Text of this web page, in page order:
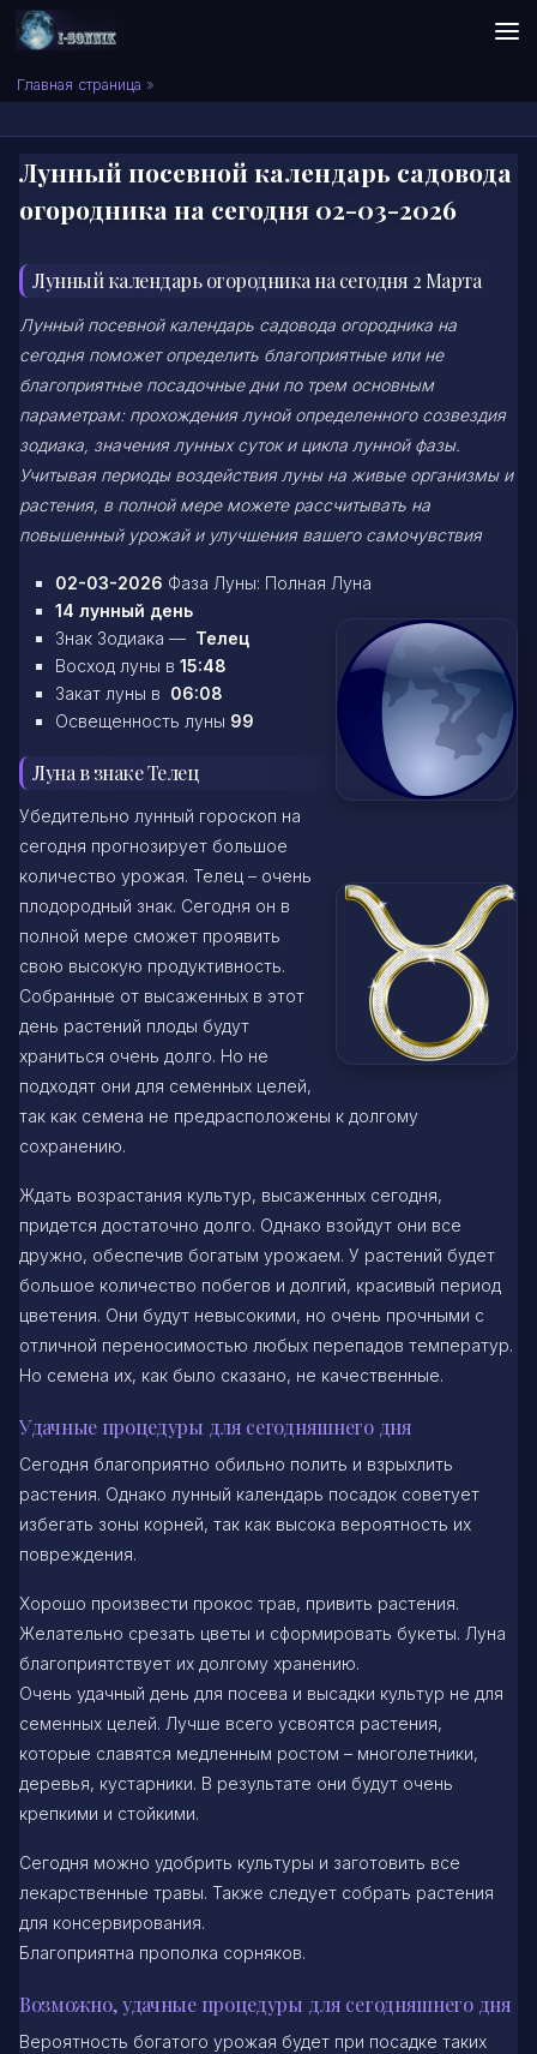
Skip to content
Сонник I-SONNIK.COM
Главная страница »
Лунный посевной календарь садовода
огородника на сегодня 02-03-2026
Лунный календарь огородника на сегодня 2 Марта
Лунный посевной календарь садовода огородника на
сегодня поможет определить благоприятные или не
благоприятные посадочные дни по трем основным
параметрам: прохождения луной определенного созвездия
зодиака, значения лунных суток и цикла лунной фазы.
Учитывая периоды воздействия луны на живые организмы и
растения, в полной мере можете рассчитывать на
повышенный урожай и улучшения вашего самочувствия
02-03-2026 Фаза Луны: Полная Луна
14 лунный день
Знак Зодиака — Телец
Восход луны в 15:48
Закат луны в 06:08
Освещенность луны 99
Луна в знаке Телец
Убедительно лунный гороскоп на
сегодня прогнозирует большое
количество урожая. Телец – очень
плодородный знак. Сегодня он в
полной мере сможет проявить
свою высокую продуктивность.
Собранные от высаженных в этот
день растений плоды будут
храниться очень долго. Но не
подходят они для семенных целей,
так как семена не предрасположены к долгому
сохранению.
Ждать возрастания культур, высаженных сегодня,
придется достаточно долго. Однако взойдут они все
дружно, обеспечив богатым урожаем. У растений будет
большое количество побегов и долгий, красивый период
цветения. Они будут невысокими, но очень прочными с
отличной переносимостью любых перепадов температур.
Но семена их, как было сказано, не качественные.
Удачные процедуры для сегодняшнего дня
Сегодня благоприятно обильно полить и взрыхлить
растения. Однако лунный календарь посадок советует
избегать зоны корней, так как высока вероятность их
повреждения.
Хорошо произвести прокос трав, привить растения.
Желательно срезать цветы и сформировать букеты. Луна
благоприятствует их долгому хранению.
Очень удачный день для посева и высадки культур не для
семенных целей. Лучше всего усвоятся растения,
которые славятся медленным ростом – многолетники,
деревья, кустарники. В результате они будут очень
крепкими и стойкими.
Сегодня можно удобрить культуры и заготовить все
лекарственные травы. Также следует собрать растения
для консервирования.
Благоприятна прополка сорняков.
Возможно, удачные процедуры для сегодняшнего дня
Вероятность богатого урожая будет при посадке таких